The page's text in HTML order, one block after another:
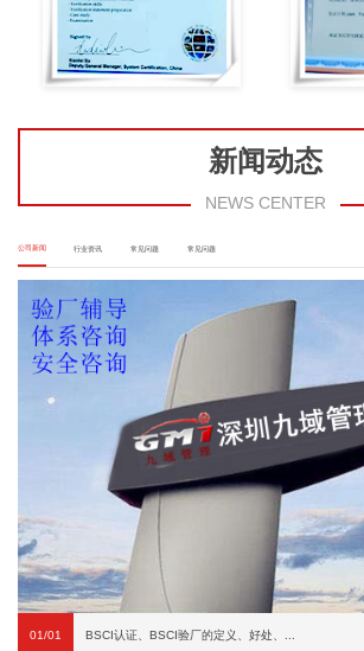
新闻动态
NEWS CENTER
公司新闻 行业资讯 常见问题 常见问题
01/01 BSCI认证、BSCI验厂的定义、好处、...